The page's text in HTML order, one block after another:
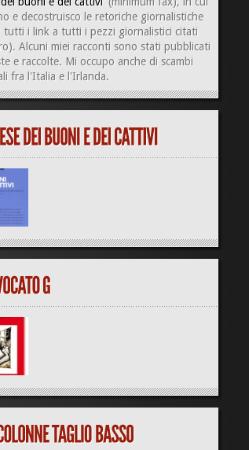
e decostruisco le retoriche giornalistiche
tutti i link a tutti i pezzi giornalistici citati
Alcuni miei racconti sono stati pubblicati
e raccolte. Mi occupo anche di scambi
fra l'Italia e l'Irlanda.